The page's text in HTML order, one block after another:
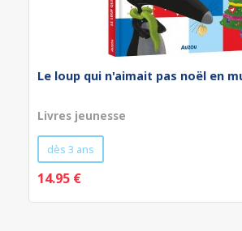
Le loup qui n'aimait pas noël en
Livres jeunesse
dès 3 ans
14.95 €